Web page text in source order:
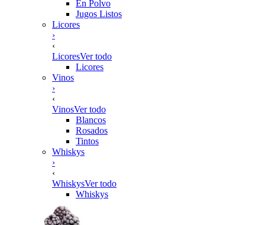
En Polvo
Jugos Listos
Licores
›
‹
LicoresVer todo
Licores
Vinos
›
‹
VinosVer todo
Blancos
Rosados
Tintos
Whiskys
›
‹
WhiskysVer todo
Whiskys